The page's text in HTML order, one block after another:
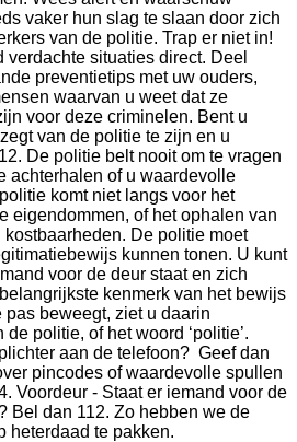
vaker hun slag te slaan door zich
van de politie. Trap er niet in!
verdachte situaties direct. Deel
preventietips met uw ouders,
waarvan u weet dat ze
voor deze criminelen. Bent u
van de politie te zijn en u
De politie belt nooit om te vragen
achterhalen of u waardevolle
komt niet langs voor het
eigendommen, of het ophalen van
De politie moet
kunnen tonen. U kunt
voor de deur staat en zich
kenmerk van het bewijs
pas beweegt, ziet u daarin
politie, of het woord ‘politie’.
aan de telefoon? Geef dan
pincodes of waardevolle spullen
Voordeur - Staat er iemand voor de
Bel dan 112. Zo hebben we de
heterdaad te pakken.